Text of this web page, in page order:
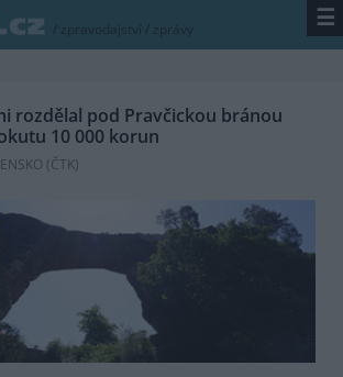
/ zpravodajství / zprávy ☰
rozdělal pod Pravčickou bránou
10 000 korun
(ČTK)